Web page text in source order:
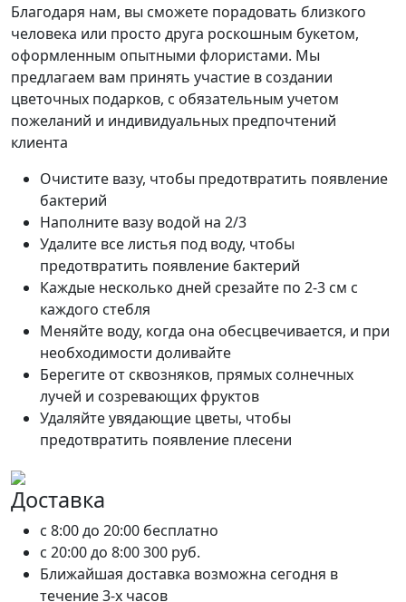
Благодаря нам, вы сможете порадовать близкого
человека или просто друга роскошным букетом,
оформленным опытными флористами. Мы
предлагаем вам принять участие в создании
цветочных подарков, с обязательным учетом
пожеланий и индивидуальных предпочтений
клиента
Очистите вазу, чтобы предотвратить появление
бактерий
Наполните вазу водой на 2/3
Удалите все листья под воду, чтобы
предотвратить появление бактерий
Каждые несколько дней срезайте по 2-3 см с
каждого стебля
Меняйте воду, когда она обесцвечивается, и при
необходимости доливайте
Берегите от сквозняков, прямых солнечных
лучей и созревающих фруктов
Удаляйте увядающие цветы, чтобы
предотвратить появление плесени
Доставка
c 8:00 до 20:00 бесплатно
c 20:00 до 8:00300 руб.
Ближайшая доставка возможна сегодня в
течение 3-х часов